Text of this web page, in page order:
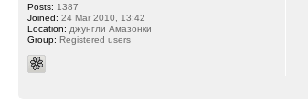
Posts: 1387
Joined: 24 Mar 2010, 13:42
Location: джунгли Амазонки
Group: Registered users